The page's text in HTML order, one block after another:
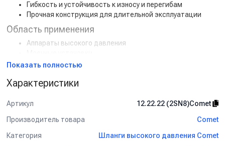
Гибкость и устойчивость к износу и перегибам
Прочная конструкция для длительной эксплуатации
Область применения
Аппараты высокого давления
Гидравлические системы
Общие характеристики
Артикул:
Длина:12 м
Рабочее давление:
Показать полностью
Характеристики
Артикул
12.22.22 (2SN8)Comet
Производитель товара
Comet
Категория
Шланги высокого давления Comet